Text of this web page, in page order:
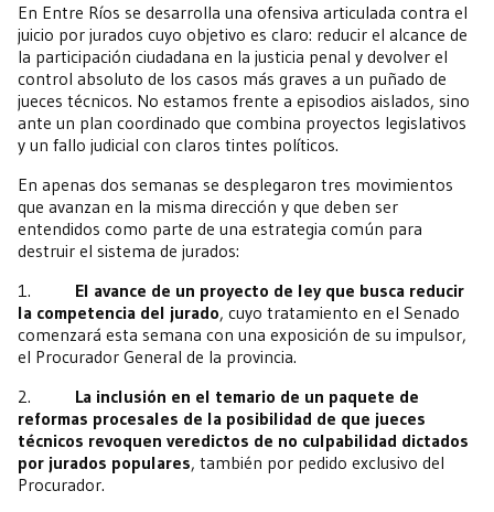
En Entre Ríos se desarrolla una ofensiva articulada contra el
juicio por jurados cuyo objetivo es claro: reducir el alcance de
la participación ciudadana en la justicia penal y devolver el
control absoluto de los casos más graves a un puñado de
jueces técnicos. No estamos frente a episodios aislados, sino
ante un plan coordinado que combina proyectos legislativos
y un fallo judicial con claros tintes políticos.
En apenas dos semanas se desplegaron tres movimientos
que avanzan en la misma dirección y que deben ser
entendidos como parte de una estrategia común para
destruir el sistema de jurados:
1.
El avance de un proyecto de ley que busca reducir
la competencia del jurado, cuyo tratamiento en el Senado
comenzará esta semana con una exposición de su impulsor,
el Procurador General de la provincia.
2.
La inclusión en el temario de un paquete de
reformas procesales de la posibilidad de que jueces
técnicos revoquen veredictos de no culpabilidad dictados
por jurados populares, también por pedido exclusivo del
Procurador.